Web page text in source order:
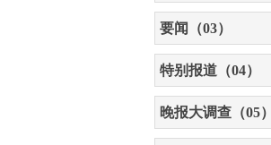
要闻（03）
特别报道（04）
晚报大调查（05）